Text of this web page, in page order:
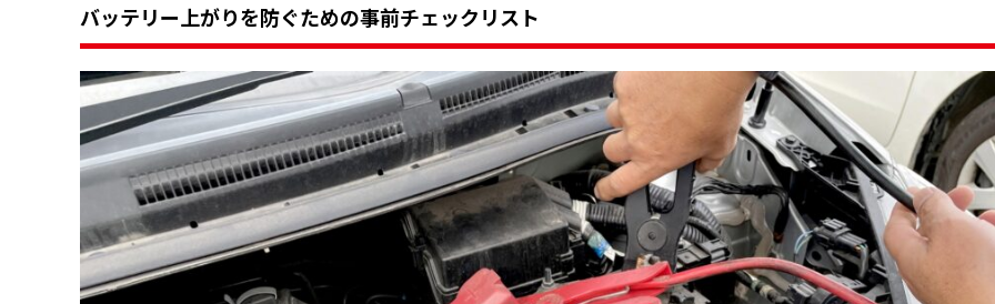
バッテリー上がりを防ぐための事前チェックリスト